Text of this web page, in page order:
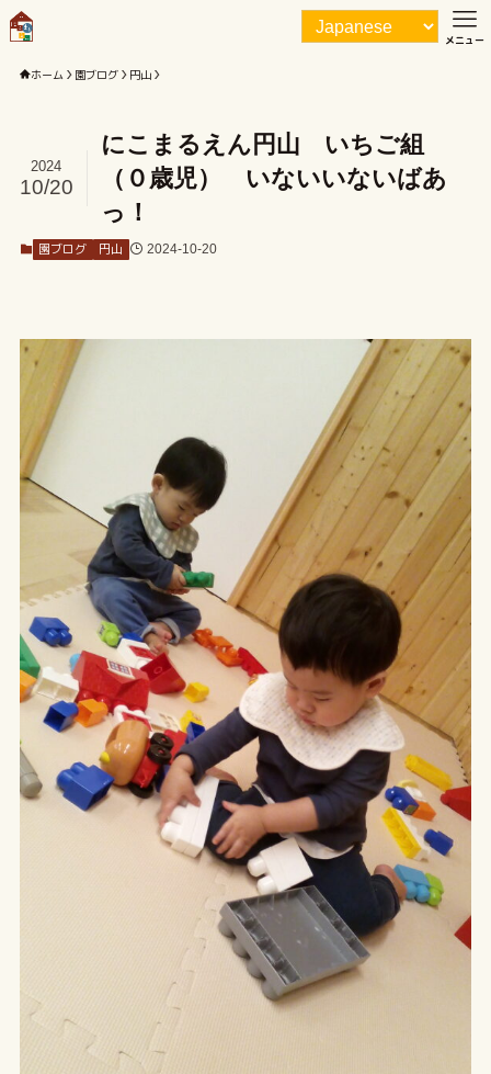
メニュー
ホーム 園ブログ 円山
にこまるえん円山 いちご組
（０歳児） いないいないばあ
っ！
2024
10/20
園ブログ 円山 2024-10-20